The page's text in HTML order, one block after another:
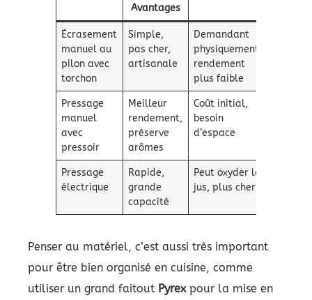
Avantages
Écrasement
manuel au
pilon avec
torchon
Simple,
pas cher,
artisanale
Demandant
physiquement,
rendement
plus faible
Pressage
manuel
avec
pressoir
Meilleur
rendement,
préserve
arômes
Coût initial,
besoin
d’espace
Pressage
électrique
Rapide,
grande
capacité
Peut oxyder le
jus, plus cher
Penser au matériel, c’est aussi très important
pour être bien organisé en cuisine, comme
utiliser un grand faitout Pyrexpour la mise en